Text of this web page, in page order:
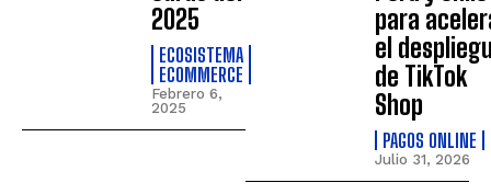
2025
ECOSISTEMA
ECOMMERCE
Febrero 6,
2025
para
el
de TikTok
Shop
PAGOS ONLINE
Julio 31, 2026